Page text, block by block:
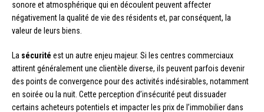
sonore et atmosphérique qui en découlent peuvent affecter
négativement la qualité de vie des résidents et, par conséquent, la
valeur de leurs biens.
La sécurité est un autre enjeu majeur. Si les centres commerciaux
attirent généralement une clientèle diverse, ils peuvent parfois devenir
des points de convergence pour des activités indésirables, notamment
en soirée ou la nuit. Cette perception d’insécurité peut dissuader
certains acheteurs potentiels et impacter les prix de l’immobilier dans